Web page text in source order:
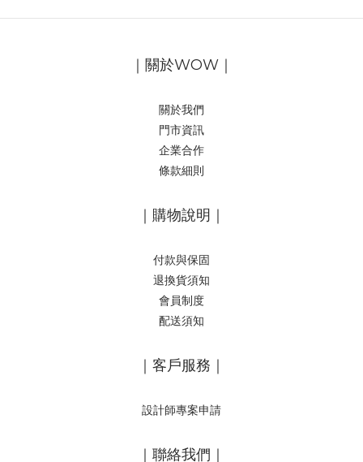
｜關於WOW｜
關於我們
門市資訊
企業合作
條款細則
｜購物說明｜
付款與保固
退換貨須知
會員制度
配送須知
｜客戶服務｜
設計師專案申請
｜聯絡我們｜